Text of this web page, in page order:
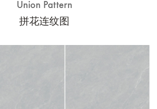
Union Pattern
拼花连纹图